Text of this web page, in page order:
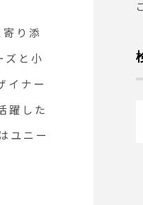
り添
ズと小
イナー
躍した
ユニー